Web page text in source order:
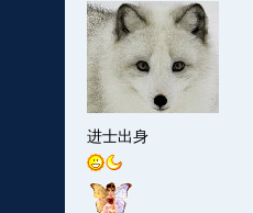
进士出身